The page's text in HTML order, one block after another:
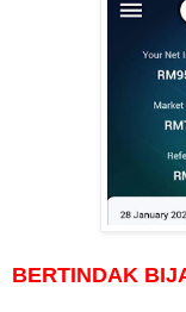
BERTINDAK